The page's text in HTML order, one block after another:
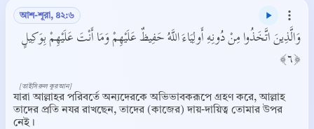
আশ-শূরা, ৪২:৬
وَالَّذِينَ اتَّخَذُوا مِنْ دُونِهِ أَولِيَاءَ اللَّهُ حَفِيظٌ عَلَيْهِمْ وَمَا أَنْتَ عَلَيْهِمْ بِوَكِيلٍ
﴿٦﴾
যারা আল্লাহর পরিবর্তে অন্যদেরকে অভিভাবকরূপে গ্রহণ করে, আল্লাহ
তাদের প্রতি নযর রাখছেন, তাদের (কাজের) দায়-দায়িত্ব তোমার উপর
নেই।
[তাইসিরুল কুরআন]